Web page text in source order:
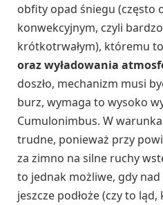
obfity opad śniegu (często
konwekcyjnym, czyli
krótkotrwałym), któremu
oraz wyładowania
doszło, mechanizm musi
burz, wymaga to wysoko
Cumulonimbus. W
trudne, ponieważ przy
za zimno na silne ruchy
to jednak możliwe, gdy
jeszcze podłoże (czy to